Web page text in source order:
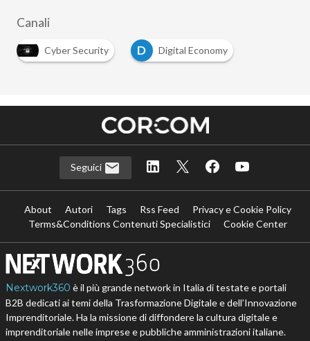
Canali
Cyber Security D Digital Economy
Seguici
About Autori Tags Rss Feed
Privacy e Cookie Policy
Terms&Conditions Contenuti Specialistici
Cookie Center
Nextwork360 è il più grande network in Italia di testate e portali
B2B dedicati ai temi della Trasformazione Digitale e dell’Innovazione
Imprenditoriale. Ha la missione di diffondere la cultura digitale e
imprenditoriale nelle imprese e pubbliche amministrazioni italiane.